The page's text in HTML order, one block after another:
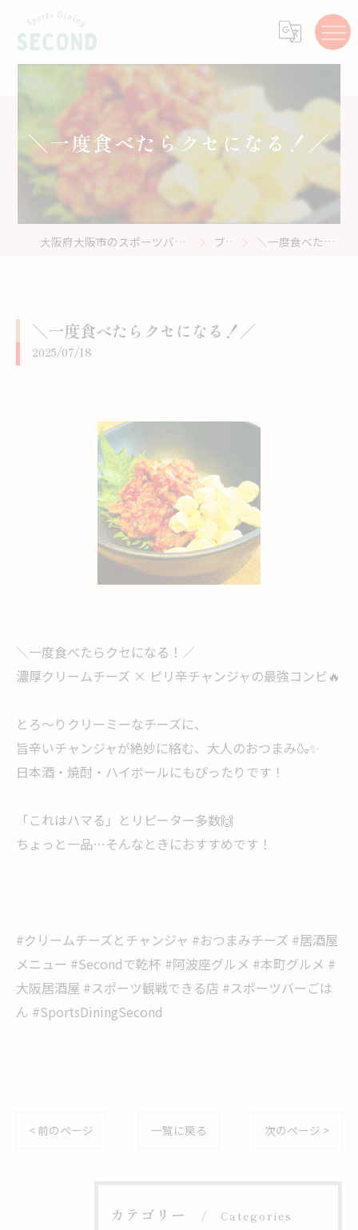
＼一度食べたらクセになる！／
大阪府大阪市のスポーツバーはスポーツ居酒屋 Second ブログ ＼一度食べたらクセになる！／
＼一度食べたらクセになる！／
2025/07/18
＼一度食べたらクセになる！／
濃厚クリームチーズ × ピリ辛チャンジャの最強コンビ🔥
とろ〜りクリーミーなチーズに、
旨辛いチャンジャが絶妙に絡む、大人のおつまみ🍶✨
日本酒・焼酎・ハイボールにもぴったりです！
「これはハマる」とリピーター多数🙌
ちょっと一品…そんなときにおすすめです！
#クリームチーズとチャンジャ #おつまみチーズ #居酒屋
メニュー #Secondで乾杯 #阿波座グルメ #本町グルメ #
大阪居酒屋 #スポーツ観戦できる店 #スポーツバーごは
ん #SportsDiningSecond
< 前のページ 一覧に戻る 次のページ >
カテゴリー Categories